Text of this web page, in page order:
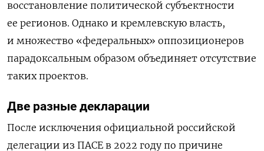
восстановление политической субъектности
ее регионов. Однако и кремлевскую власть,
и множество «федеральных» оппозиционеров
парадоксальным образом объединяет отсутствие
таких проектов.
Две разные декларации
После исключения официальной российской
делегации из ПАСЕ в 2022 году по причине